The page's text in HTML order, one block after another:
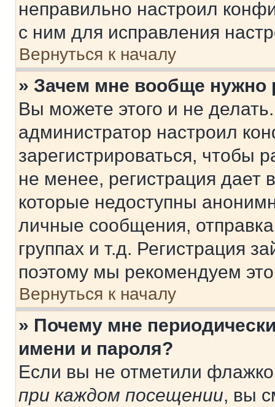
неправильно настроил
с ним для исправления
Вернуться к началу
» Зачем мне вообще нужно
Вы можете этого и не
администратор настроил
зарегистрироваться, чтобы
не менее, регистрация
которые недоступны
личные сообщения,
группах и т.д. Регистрация
поэтому мы рекомендуем
Вернуться к началу
» Почему мне
имени и пароля?
Если вы не отметили
при каждом посещении, вы